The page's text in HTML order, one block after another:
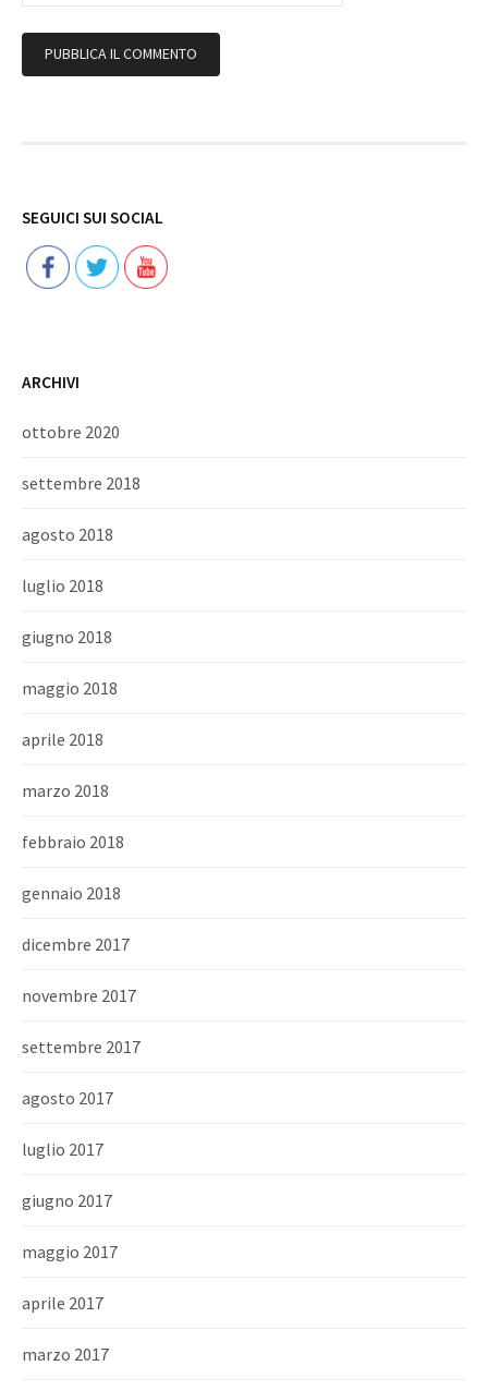
SEGUICI SUI SOCIAL
ARCHIVI
ottobre 2020
settembre 2018
agosto 2018
luglio 2018
giugno 2018
maggio 2018
aprile 2018
marzo 2018
febbraio 2018
gennaio 2018
dicembre 2017
novembre 2017
settembre 2017
agosto 2017
luglio 2017
giugno 2017
maggio 2017
aprile 2017
marzo 2017